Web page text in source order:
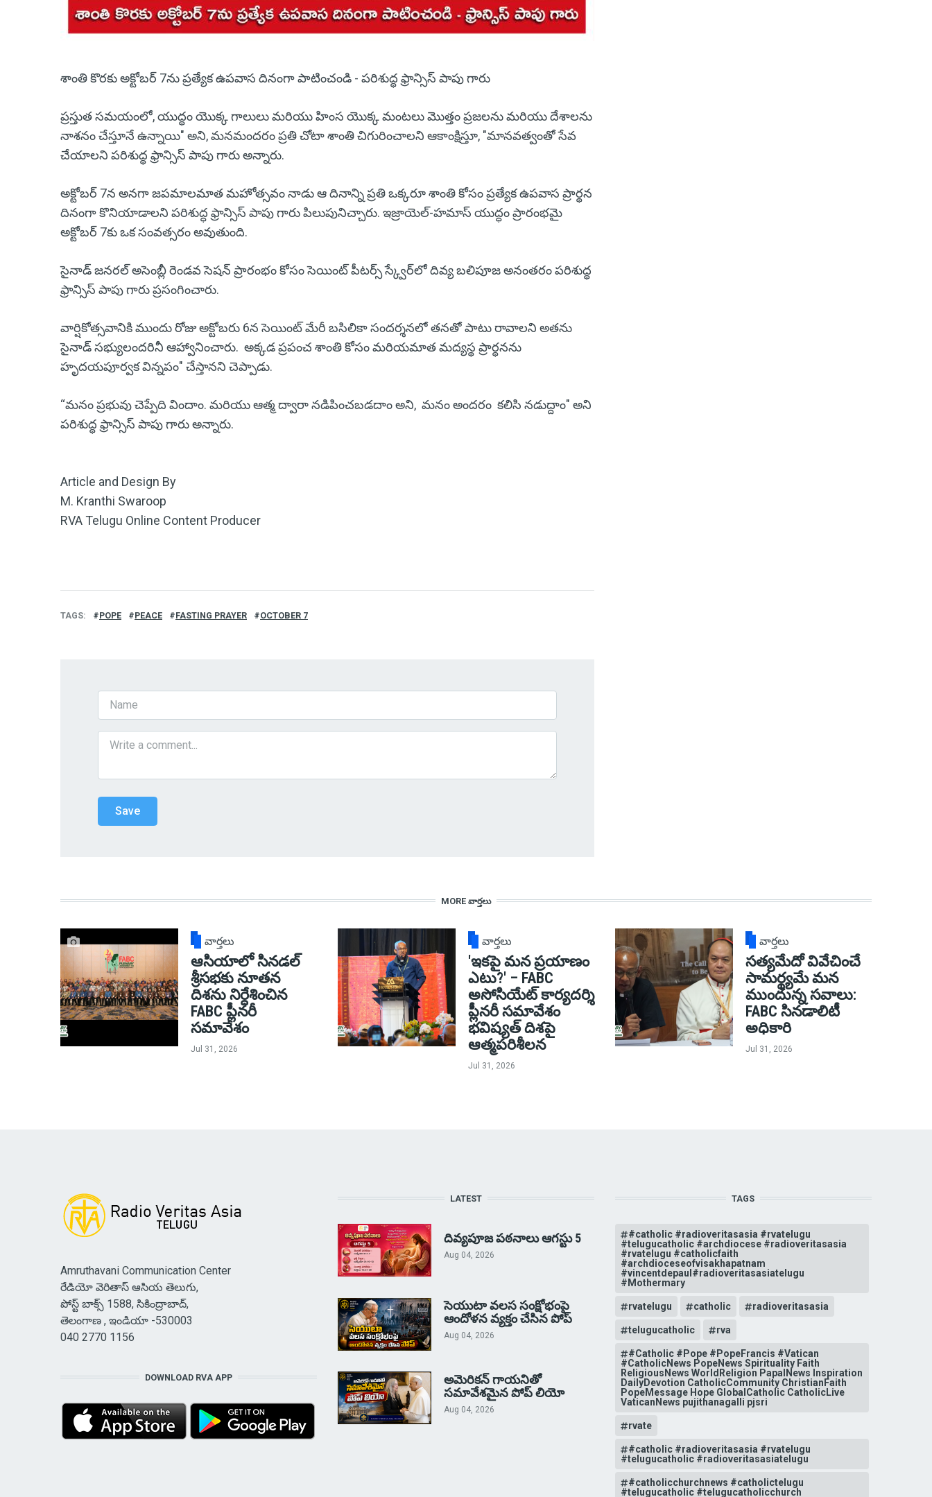
శాంతి కొరకు అక్టోబర్ 7ను ప్రత్యేక ఉపవాస దినంగా పాటించండి - పరిశుద్ధ ఫ్రాన్సిస్ పాపు గారు
ప్రస్తుత సమయంలో, యుద్ధం యొక్క గాలులు మరియు హింస యొక్క మంటలు మొత్తం ప్రజలను మరియు దేశాలను
నాశనం చేస్తూనే ఉన్నాయి" అని, మనమందరం ప్రతి చోటా శాంతి చిగురించాలని ఆకాంక్షిస్తూ, "మానవత్వంతో సేవ
చేయాలని పరిశుద్ధ ఫ్రాన్సిస్ పాపు గారు అన్నారు.
అక్టోబర్ 7న అనగా జపమాలమాత మహోత్సవం నాడు ఆ దినాన్ని ప్రతి ఒక్కరూ శాంతి కోసం ప్రత్యేక ఉపవాస ప్రార్థన
దినంగా కొనియాడాలని పరిశుద్ధ ఫ్రాన్సిస్ పాపు గారు పిలుపునిచ్చారు. ఇజ్రాయెల్-హమాస్ యుద్ధం ప్రారంభమై
అక్టోబర్ 7కు ఒక సంవత్సరం అవుతుంది.
సైనాడ్ జనరల్ అసెంబ్లీ రెండవ సెషన్ ప్రారంభం కోసం సెయింట్ పీటర్స్ స్క్వేర్‌లో దివ్య బలిపూజ అనంతరం పరిశుద్ధ
ఫ్రాన్సిస్ పాపు గారు ప్రసంగించారు.
వార్షికోత్సవానికి ముందు రోజు అక్టోబరు 6న సెయింట్ మేరీ బసిలికా సందర్శనలో తనతో పాటు రావాలని అతను
సైనాడ్ సభ్యులందరినీ ఆహ్వానించారు. అక్కడ ప్రపంచ శాంతి కోసం మరియమాత మద్యస్థ ప్రార్ధనను
హృదయపూర్వక విన్నపం" చేస్తానని చెప్పాడు.
“మనం ప్రభువు చెప్పేది విందాం. మరియు ఆత్మ ద్వారా నడిపించబడదాం అని, మనం అందరం కలిసి నడుద్దాం" అని
పరిశుద్ధ ఫ్రాన్సిస్ పాపు గారు అన్నారు.
Article and Design By
M. Kranthi Swaroop
RVA Telugu Online Content Producer
TAGS POPE PEACE FASTING PRAYER OCTOBER 7
MORE వార్తలు
వార్తలు
ఆసియాలో సినడల్
శ్రీసభకు నూతన
దిశను నిర్దేశించిన
FABC ప్లీనరీ
సమావేశం
Jul 31, 2026
వార్తలు
'ఇకపై మన ప్రయాణం
ఎటు?' – FABC
అసోసియేట్ కార్యదర్శి
ప్లీనరీ సమావేశం
భవిష్యత్ దిశపై
ఆత్మపరిశీలన
Jul 31, 2026
వార్తలు
సత్యమేదో వివేచించే
సామర్థ్యమే మన
ముందున్న సవాలు:
FABC సినడాలిటీ
అధికారి
Jul 31, 2026
Amruthavani Communication Center
రేడియో వెరితాస్ ఆసియ తెలుగు,
పోస్ట్ బాక్స్ 1588, సికింద్రాబాద్,
తెలంగాణ , ఇండియా -530003
040 2770 1156
DOWNLOAD RVA APP
LATEST
దివ్యపూజ పఠనాలు ఆగస్టు 5
Aug 04, 2026
సెయుటా వలస సంక్షోభంపై
ఆందోళన వ్యక్తం చేసిన పోప్
Aug 04, 2026
అమెరికన్ గాయనితో
సమావేశమైన పోప్ లియో
Aug 04, 2026
TAGS
#catholic #radioveritasasia #rvatelugu
#telugucatholic #archdiocese #radioveritasasia
#rvatelugu #catholicfaith
#archdioceseofvisakhapatnam
#vincentdepaul#radioveritasasiatelugu
#Mothermary
rvatelugu catholic radioveritasasia
telugucatholic rva
#Catholic #Pope #PopeFrancis #Vatican
#CatholicNews PopeNews Spirituality Faith
ReligiousNews WorldReligion PapalNews Inspiration
DailyDevotion CatholicCommunity ChristianFaith
PopeMessage Hope GlobalCatholic CatholicLive
VaticanNews pujithanagalli pjsri
rvate
#catholic #radioveritasasia #rvatelugu
#telugucatholic #radioveritasasiatelugu
#catholicchurchnews #catholictelugu
#telugucatholic #telugucatholicchurch